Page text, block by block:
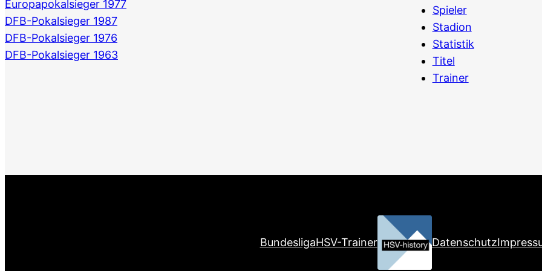
Europapokalsieger 1977
DFB-Pokalsieger 1987
DFB-Pokalsieger 1976
DFB-Pokalsieger 1963
Spieler
Stadion
Statistik
Titel
Trainer
BundesligaHSV-Trainer Datenschutz